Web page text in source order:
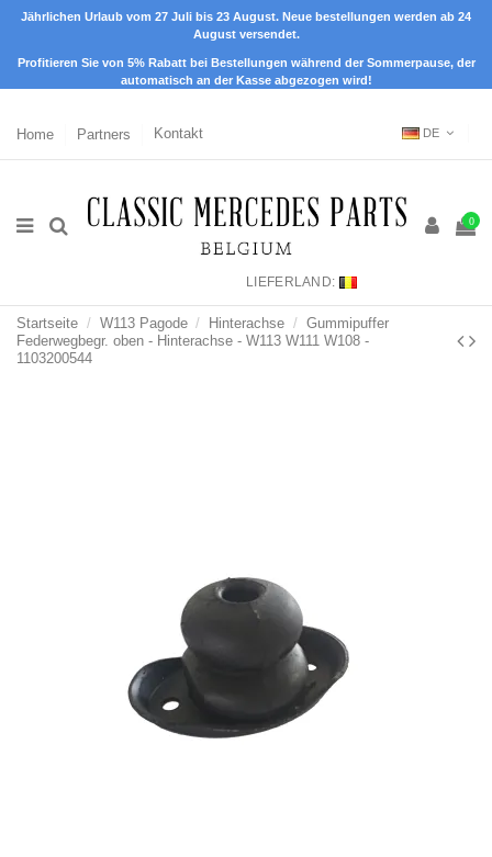
Jährlichen Urlaub vom 27 Juli bis 23 August. Neue bestellungen werden ab 24
August versendet.
Profitieren Sie von 5% Rabatt bei Bestellungen während der Sommerpause, der
automatisch an der Kasse abgezogen wird!
Home Partners Kontakt DE
0
LIEFERLAND:
Startseite W113 Pagode Hinterachse
Gummipuffer
Federwegbegr. oben - Hinterachse - W113 W111 W108 -
1103200544